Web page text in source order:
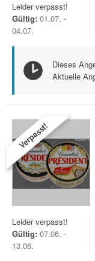
Leider verpasst!
Gültig: 01.07. -
04.07.
Dieses
Aktuelle
Verpasst!
Leider verpasst!
Gültig: 07.06. -
13.06.